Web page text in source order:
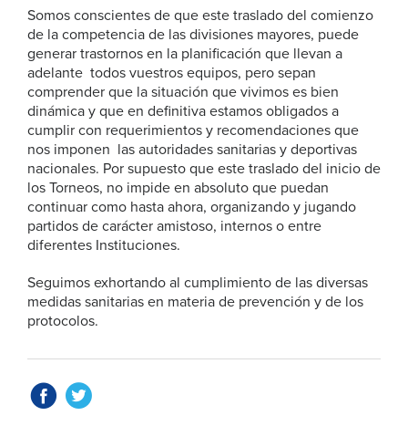
Somos conscientes de que este traslado del comienzo
de la competencia de las divisiones mayores, puede
generar trastornos en la planificación que llevan a
adelante todos vuestros equipos, pero sepan
comprender que la situación que vivimos es bien
dinámica y que en definitiva estamos obligados a
cumplir con requerimientos y recomendaciones que
nos imponen las autoridades sanitarias y deportivas
nacionales. Por supuesto que este traslado del inicio de
los Torneos, no impide en absoluto que puedan
continuar como hasta ahora, organizando y jugando
partidos de carácter amistoso, internos o entre
diferentes Instituciones.
Seguimos exhortando al cumplimiento de las diversas
medidas sanitarias en materia de prevención y de los
protocolos.